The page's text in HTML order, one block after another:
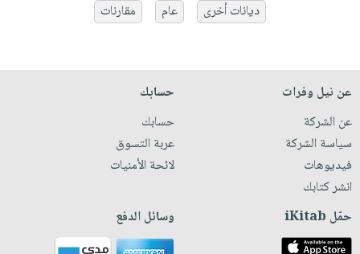
ديانات أخرى
عام مقارنات
عن نيل وفرات
عن الشركة
سياسة الشركة
فيديوهات
انشر كتابك
حسابك
حسابك
عربة التسوق
لائحة الأمنيات
حمّل iKitab وسائل الدفع